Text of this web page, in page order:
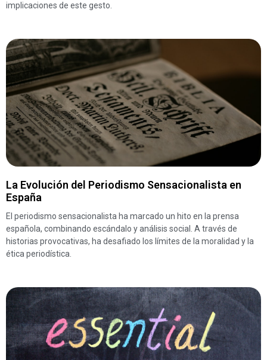
implicaciones de este gesto.
La Evolución del Periodismo Sensacionalista en
España
El periodismo sensacionalista ha marcado un hito en la prensa
española, combinando escándalo y análisis social. A través de
historias provocativas, ha desafiado los límites de la moralidad y la
ética periodística.